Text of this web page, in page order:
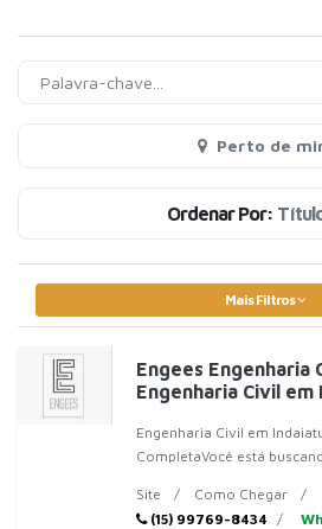
Perto de
Ordenar Por:
Mais Filtros
Engees Engenharia
Engenharia Civil em
Engenharia Civil em
CompletaVocê está
Site
Como Chegar
(15) 99769-8434